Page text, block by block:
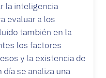
la inteligencia
evaluar a los
también en la
los factores
y la existencia de
se analiza una